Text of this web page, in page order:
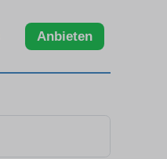
Anbieten